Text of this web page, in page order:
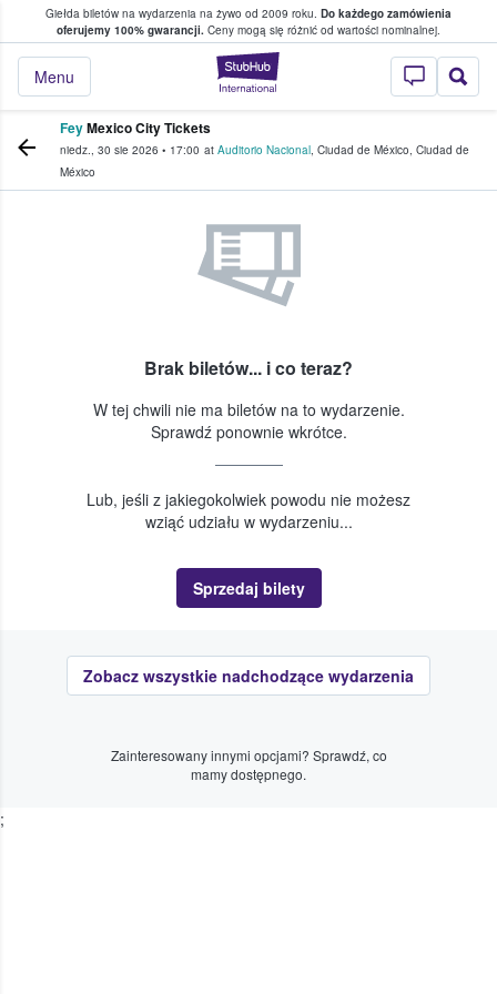
Giełda biletów na wydarzenia na żywo od 2009 roku. Do każdego zamówienia
oferujemy 100% gwarancji. Ceny mogą się różnić od wartości nominalnej.
StubHub —
Menu
w którym fani i kibice kupują i
FeyMexico City Tickets
niedz., 30 sie 2026 • 17:00 at Auditorio Nacional, Ciudad de México, Ciudad de
México
Brak biletów... i co teraz?
W tej chwili nie ma biletów na to wydarzenie.
Sprawdź ponownie wkrótce.
Lub, jeśli z jakiegokolwiek powodu nie możesz
wziąć udziału w wydarzeniu...
Sprzedaj bilety
Zobacz wszystkie nadchodzące wydarzenia
Zainteresowany innymi opcjami? Sprawdź, co
mamy dostępnego.
;